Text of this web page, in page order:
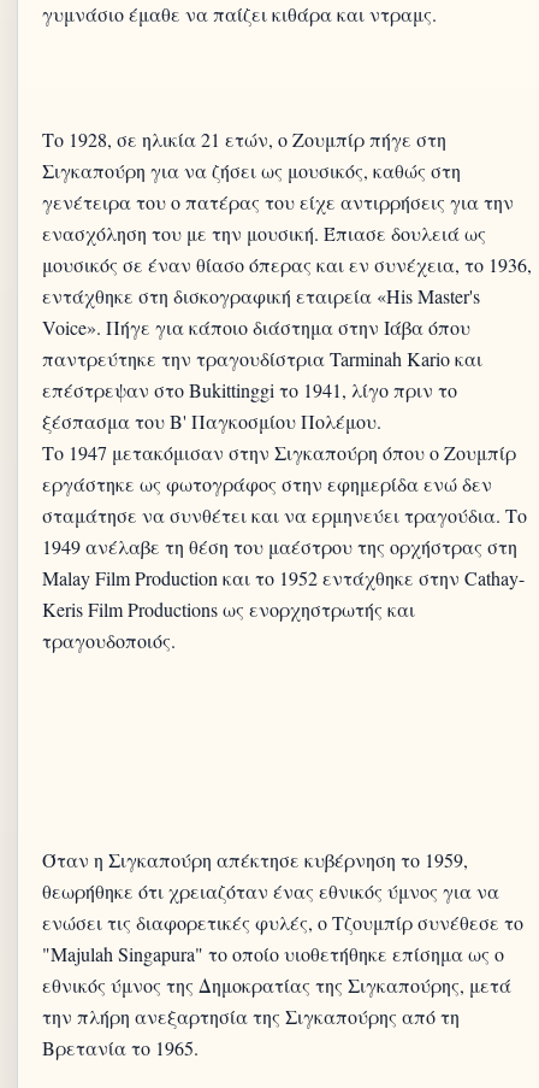
γυμνάσιο έμαθε να παίζει κιθάρα και ντραμς.
Το 1928, σε ηλικία 21 ετών, ο Ζουμπίρ πήγε στη
Σιγκαπούρη για να ζήσει ως μουσικός, καθώς στη
γενέτειρα του ο πατέρας του είχε αντιρρήσεις για την
ενασχόληση του με την μουσική. Έπιασε δουλειά ως
μουσικός σε έναν θίασο όπερας και εν συνέχεια, το 1936,
εντάχθηκε στη δισκογραφική εταιρεία «His Master's
Voice». Πήγε για κάποιο διάστημα στην Ιάβα όπου
παντρεύτηκε την τραγουδίστρια Tarminah Kario και
επέστρεψαν στο Bukittinggi το 1941, λίγο πριν το
ξέσπασμα του Β' Παγκοσμίου Πολέμου.
Το 1947 μετακόμισαν στην Σιγκαπούρη όπου ο Ζουμπίρ
εργάστηκε ως φωτογράφος στην εφημερίδα ενώ δεν
σταμάτησε να συνθέτει και να ερμηνεύει τραγούδια. Το
1949 ανέλαβε τη θέση του μαέστρου της ορχήστρας στη
Malay Film Production και το 1952 εντάχθηκε στην Cathay-
Keris Film Productions ως ενορχηστρωτής και
τραγουδοποιός.
Όταν η Σιγκαπούρη απέκτησε κυβέρνηση το 1959,
θεωρήθηκε ότι χρειαζόταν ένας εθνικός ύμνος για να
ενώσει τις διαφορετικές φυλές, ο Τζουμπίρ συνέθεσε το
"Majulah Singapura" το οποίο υιοθετήθηκε επίσημα ως ο
εθνικός ύμνος της Δημοκρατίας της Σιγκαπούρης, μετά
την πλήρη ανεξαρτησία της Σιγκαπούρης από τη